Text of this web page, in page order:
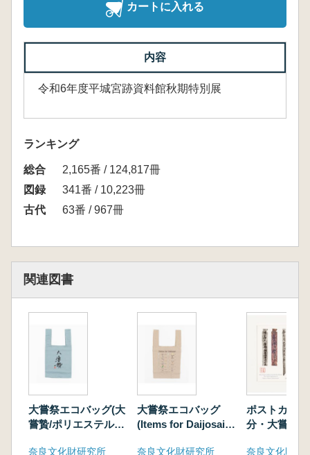
カートに入れる
内容
令和6年度平城宮跡資料館秋期特別展
ランキング
総合
2,165番 / 124,817冊
図録
341番 / 10,223冊
古代
63番 / 967冊
関連図書
大嘗祭エコバッグ(大
嘗贄/ポリエステル
奈良文化財研究所
大嘗祭エコバッグ
(Items for Daijosai/
奈良文化財研究所
ポストカー
分・大嘗贄
奈良文化財研